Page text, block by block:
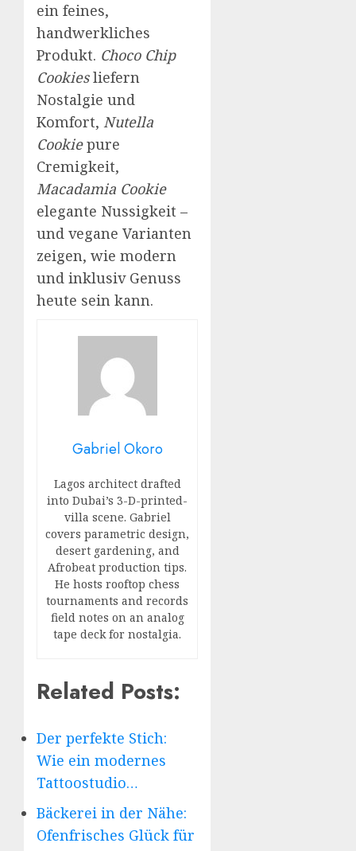
ein feines,
handwerkliches
Produkt. Choco Chip
Cookiesliefern
Nostalgie und
Komfort, Nutella
Cookiepure
Cremigkeit,
Macadamia Cookie
elegante Nussigkeit –
und vegane Varianten
zeigen, wie modern
und inklusiv Genuss
heute sein kann.
Gabriel Okoro
Lagos architect drafted
into Dubai’s 3-D-printed-
villa scene. Gabriel
covers parametric design,
desert gardening, and
Afrobeat production tips.
He hosts rooftop chess
tournaments and records
field notes on an analog
tape deck for nostalgia.
Related Posts:
Der perfekte Stich:
Wie ein modernes
Tattoostudio…
Bäckerei in der Nähe:
Ofenfrisches Glück für